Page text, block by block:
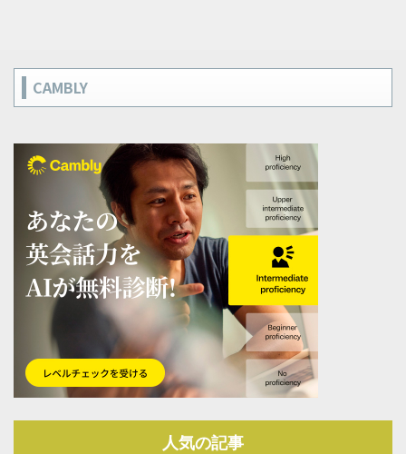
CAMBLY
人気の記事